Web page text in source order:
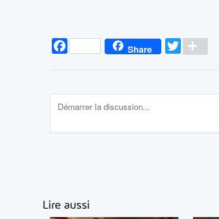
FacebookShare Twitter
Lire aussi